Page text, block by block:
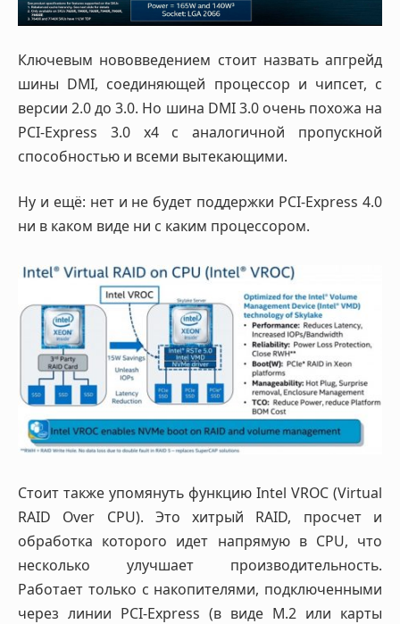
Ключевым нововведением стоит назвать апгрейд
шины DMI, соединяющей процессор и чипсет, с
версии 2.0 до 3.0. Но шина DMI 3.0 очень похожа на
PCI-Express 3.0 x4 с аналогичной пропускной
способностью и всеми вытекающими.
Ну и ещё: нет и не будет поддержки PCI-Express 4.0
ни в каком виде ни с каким процессором.
Стоит также упомянуть функцию Intel VROC (Virtual
RAID Over CPU). Это хитрый RAID, просчет и
обработка которого идет напрямую в CPU, что
несколько улучшает производительность.
Работает только с накопителями, подключенными
через линии PCI-Express (в виде M.2 или карты